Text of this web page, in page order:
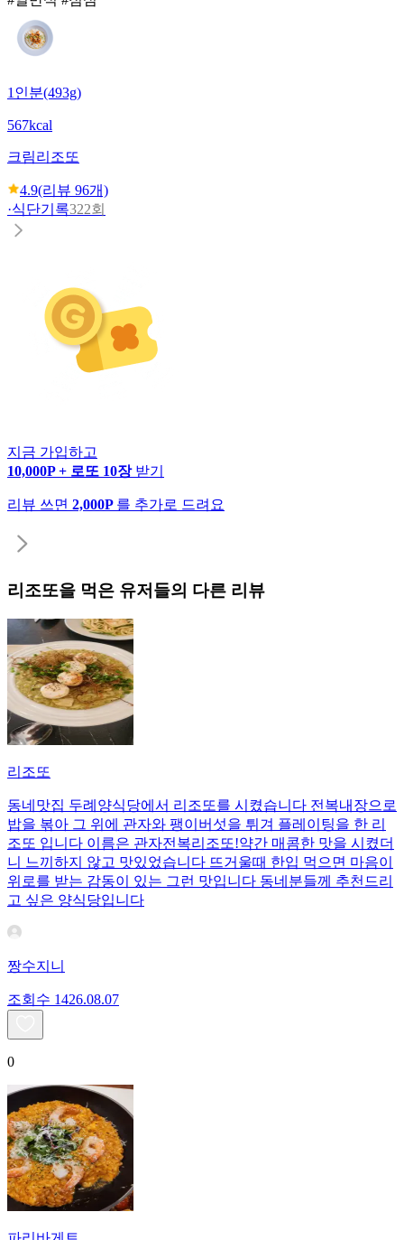
1인분(493g)
567kcal
크림리조또
4.9(리뷰 96개)
·식단기록322회
지금 가입하고
10,000P + 로또 10장 받기
리뷰 쓰면 2,000P 를 추가로 드려요
리조또을 먹은 유저들의 다른 리뷰
리조또
동네맛집 두례양식당에서 리조또를 시켰습니다 전복내장으로
밥을 볶아 그 위에 관자와 팽이버섯을 튀겨 플레이팅을 한 리
조또 입니다 이름은 관자전복리조또!약간 매콤한 맛을 시켰더
니 느끼하지 않고 맛있었습니다 뜨거울때 한입 먹으면 마음이
위로를 받는 감동이 있는 그런 맛입니다 동네분들께 추천드리
고 싶은 양식당입니다
짱수지니
조회수 1426.08.07
0